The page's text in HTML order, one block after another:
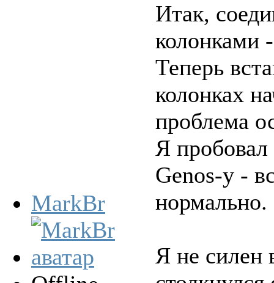
MarkBr
Итак,
колонками
Теперь
колонках
проблема
Я пробовал
Genos-y -
нормально.
Я не силен